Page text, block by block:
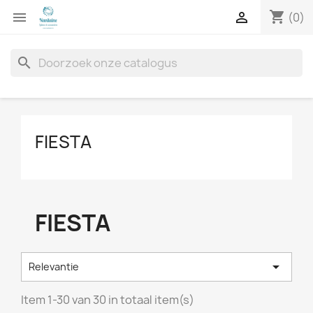
 shopping_cart (0)

search
FIESTA
FIESTA
Relevantie 
Item 1-30 van 30 in totaal item(s)